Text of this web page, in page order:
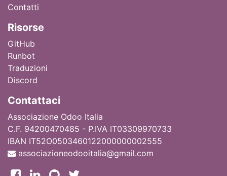
Contatti
Risorse
GitHub
Runbot
Traduzioni
Discord
Contattaci
Associazione Odoo Italia
C.F. 94200470485 - P.IVA IT03309970733
IBAN IT52O0503460122000000002555
associazioneodooitalia@gmail.com